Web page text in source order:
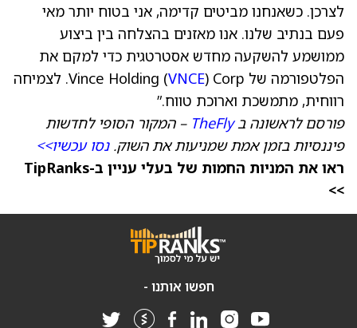
לצרכן. כשאנחנו מביטים קדימה, אני בטוח יותר מאי
פעם בנתיב שלנו. אנו מאזנים בהצלחה בין ביצוע
ממושמע להשקעה מחדש אסטרטגית כדי למקם את
הפלטפורמה של Vince Holding (
VNCE
) Corp. לצמיחה
רווחית, מתמשכת וארוכת טווח.”
פורסם לראשונה בTheFly – המקור הסופי לחדשות
פיננסיות בזמן אמת שמניעות את השוק.נסו עכשיו>>
ראו את המניות החמות של בעלי עניין ב-TipRanks
>>
חפשו אותנו -